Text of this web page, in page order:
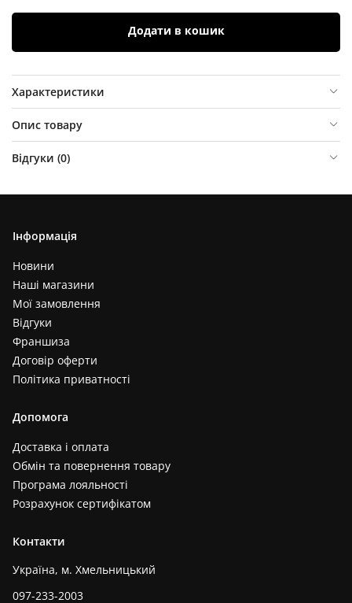
Додати в кошик
Характеристики
Опис товару
Відгуки (0)
Інформація
Новини
Наші магазини
Мої замовлення
Відгуки
Франшиза
Договір оферти
Політика приватності
Допомога
Доставка і оплата
Обмін та повернення товару
Програма лояльності
Розрахунок сертифікатом
Контакти
Україна, м. Хмельницький
097-233-2003